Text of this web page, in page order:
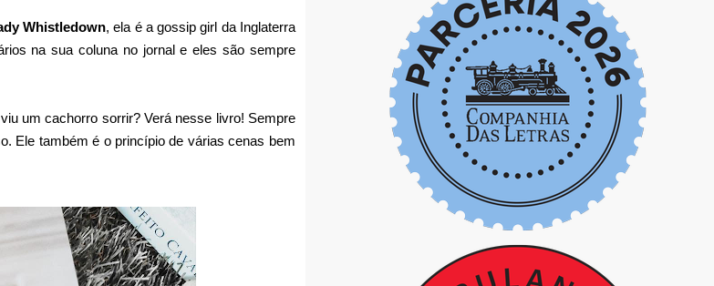
Whistledown, ela é a gossip girl da Inglaterra
na sua coluna no jornal e eles são sempre
um cachorro sorrir? Verá nesse livro! Sempre
Ele também é o princípio de várias cenas bem